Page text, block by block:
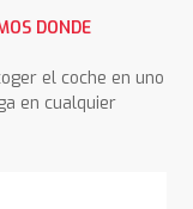
DONDE
el coche en uno
en cualquier